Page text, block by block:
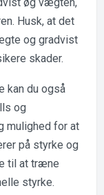
Husk, at det
og gradvist
skader.
kan du også
og
mulighed for at
på styrke og
til at træne
styrke.